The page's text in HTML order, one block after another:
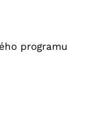
programu